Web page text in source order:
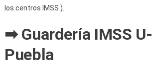
los centros IMSS ).
➡ Guardería IMSS
Puebla